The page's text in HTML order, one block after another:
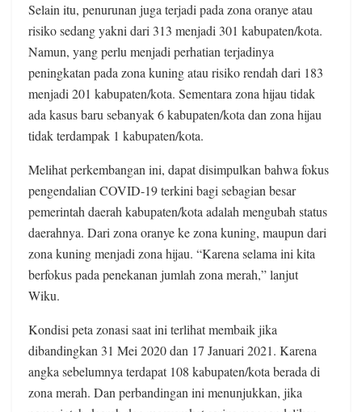
Selain itu, penurunan juga terjadi pada zona oranye atau
risiko sedang yakni dari 313 menjadi 301 kabupaten/kota.
Namun, yang perlu menjadi perhatian terjadinya
peningkatan pada zona kuning atau risiko rendah dari 183
menjadi 201 kabupaten/kota. Sementara zona hijau tidak
ada kasus baru sebanyak 6 kabupaten/kota dan zona hijau
tidak terdampak 1 kabupaten/kota.
Melihat perkembangan ini, dapat disimpulkan bahwa fokus
pengendalian COVID-19 terkini bagi sebagian besar
pemerintah daerah kabupaten/kota adalah mengubah status
daerahnya. Dari zona oranye ke zona kuning, maupun dari
zona kuning menjadi zona hijau. “Karena selama ini kita
berfokus pada penekanan jumlah zona merah,” lanjut
Wiku.
Kondisi peta zonasi saat ini terlihat membaik jika
dibandingkan 31 Mei 2020 dan 17 Januari 2021. Karena
angka sebelumnya terdapat 108 kabupaten/kota berada di
zona merah. Dan perbandingan ini menunjukkan, jika